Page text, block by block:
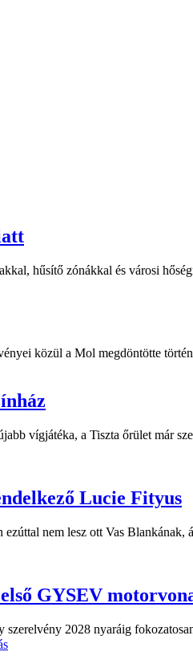
hűsítő zónákkal és városi
közül a Mol megdöntötte
vígjátéka, a Tiszta őrület már
Lucie Fityus
nem lesz ott Vas
GYSEV
2028 nyaráig